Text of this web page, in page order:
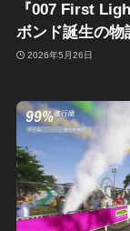
『007 First
ボンド誕生の物
2026年5月26日